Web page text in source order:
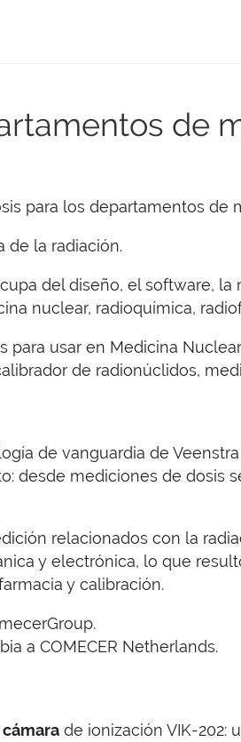
de
para los departamentos de
de la radiación.
del diseño, el software,
nuclear, radioquímica,
usar en Medicina
de radionúclidos,
de vanguardia de
desde mediciones de dosis
relacionados con la
y electrónica, lo que
y calibración.
a COMECER Netherlands.
cámara de ionización VIK-202: